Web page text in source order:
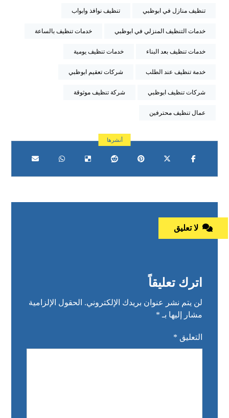
تنظيف منازل في ابوظبي تنظيف نوافذ وابواب
خدمات التنظيف المنزلي في ابوظبي خدمات تنظيف بالساعة
خدمات تنظيف بعد البناء خدمات تنظيف يومية
خدمة تنظيف عند الطلب شركات تعقيم ابوظبي
شركات تنظيف ابوظبي شركة تنظيف موثوقة
عمال تنظيف محترفين
لا تعليق
اترك تعليقاً
لن يتم نشر عنوان بريدك الإلكتروني. الحقول الإلزامية
مشار إليها بـ *
التعليق *